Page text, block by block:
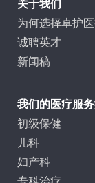
关于我们
为何选择卓护
诚聘英才
新闻稿
我们的医疗服
初级保健
儿科
妇产科